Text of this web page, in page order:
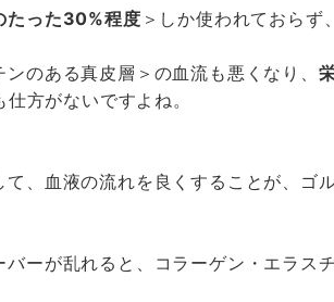
たった30%程度 ＞しか使われておらず
のある真皮層＞の血流も悪くなり、
方がないですよね。
、血液の流れを良くすることが、ゴ
ーが乱れると、コラーゲン・エラ